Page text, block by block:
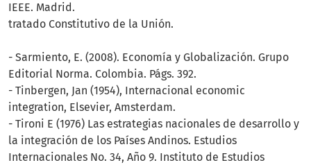
IEEE. Madrid.
tratado Constitutivo de la Unión.
- Sarmiento, E. (2008). Economía y Globalización. Grupo
Editorial Norma. Colombia. Págs. 392.
- Tinbergen, Jan (1954), Internacional economic
integration, Elsevier, Amsterdam.
- Tironi E (1976) Las estrategias nacionales de desarrollo y
la integración de los Países Andinos. Estudios
Internacionales No. 34, Año 9. Instituto de Estudios